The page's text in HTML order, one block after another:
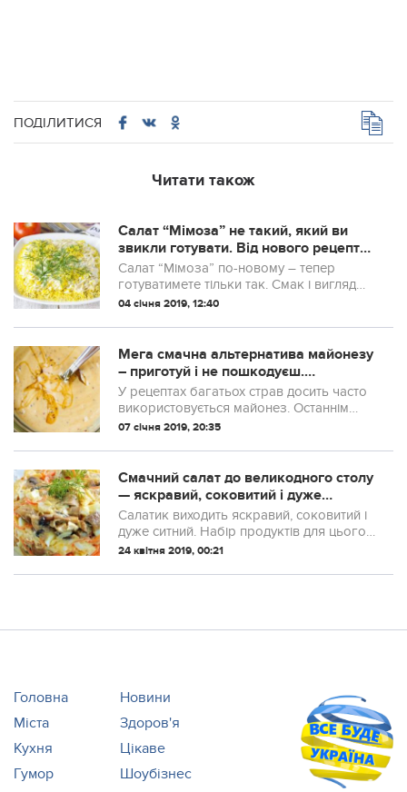
ПОДІЛИТИСЯ
Читати також
Салат “Мімоза” не такий, який ви
звикли готувати. Від нового рецепту
вся родина в захваті
Салат “Мімоза” по-новому – тепер
готуватимете тільки так. Смак і вигляд
просто фантастика.
04 січня 2019, 12:40
Мега смачна альтернатива майонезу
– приготуй і не пошкодуєш.
Збережіть, стане в нагоді!
У рецептах багатьох страв досить часто
використовується майонез. Останнім
часом цей продукт вважається вкрай
домашніх умовах.
07 січня 2019, 20:35
Смачний салат до великодного столу
— яскравий, соковитий і дуже
оригінальний
Салатик виходить яскравий, соковитий і
дуже ситний. Набір продуктів для цього
рецепта дуже хороший.
24 квітня 2019, 00:21
Головна
Новини
Міста
Здоров'я
Кухня
Цікаве
Гумор
Шоубізнес